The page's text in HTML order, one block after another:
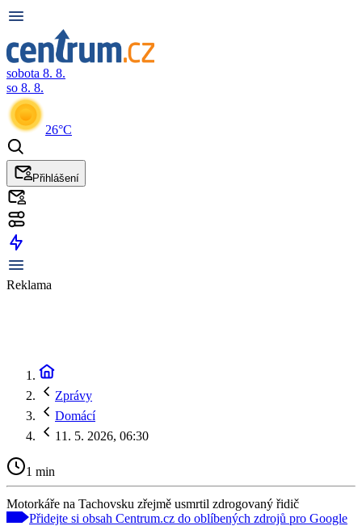
sobota 8. 8.
so 8. 8.
26°C
Přihlášení
Reklama
Zprávy
Domácí
11. 5. 2026, 06:30
1 min
Motorkáře na Tachovsku zřejmě usmrtil zdrogovaný řidič
Přidejte si obsah Centrum.cz do oblíbených zdrojů pro Google